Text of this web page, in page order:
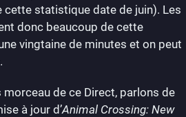
cette statistique date de juin). Les
donc beaucoup de cette
vingtaine de minutes et on peut
morceau de ce Direct, parlons de
à jour d’Animal Crossing: New